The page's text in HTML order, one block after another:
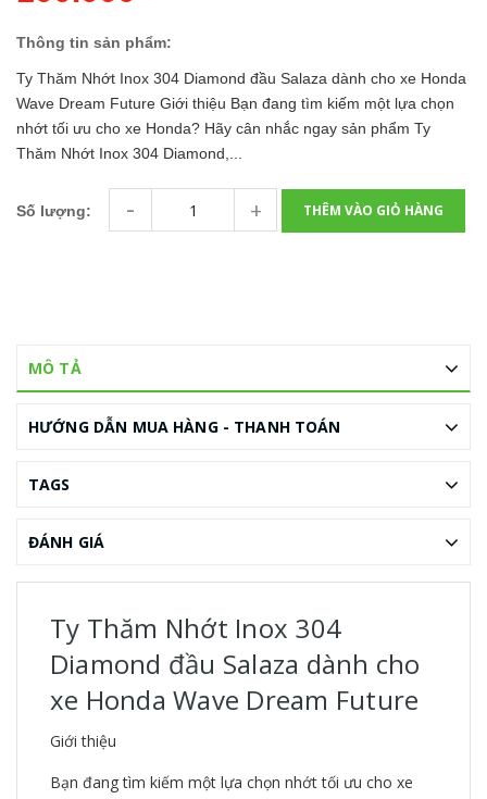
Thông tin sản phẩm:
Ty Thăm Nhớt Inox 304 Diamond đầu Salaza dành cho xe Honda
Wave Dream Future Giới thiệu Bạn đang tìm kiếm một lựa chọn
nhớt tối ưu cho xe Honda? Hãy cân nhắc ngay sản phẩm Ty
Thăm Nhớt Inox 304 Diamond,...
Số lượng: - + THÊM VÀO GIỎ HÀNG
MÔ TẢ
HƯỚNG DẪN MUA HÀNG - THANH TOÁN
TAGS
ĐÁNH GIÁ
Ty Thăm Nhớt Inox 304
Diamond đầu Salaza dành cho
xe Honda Wave Dream Future
Giới thiệu
Bạn đang tìm kiếm một lựa chọn nhớt tối ưu cho xe